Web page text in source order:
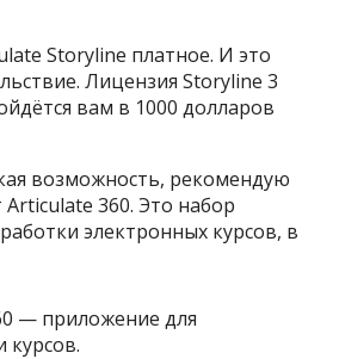
Storyline платное. И это
Лицензия Storyline 3
вам в 1000 долларов
возможность, рекомендую
360. Это набор
электронных курсов, в
— приложение для
курсов.